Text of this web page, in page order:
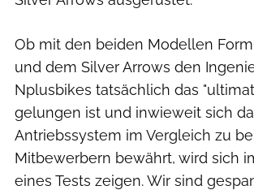
Ob mit den beiden Modellen
und dem Silver Arrows den
Nplusbikes tatsächlich das
gelungen ist und inwieweit sich
Antriebssystem im Vergleich zu
Mitbewerbern bewährt, wird sich
eines Tests zeigen. Wir sind